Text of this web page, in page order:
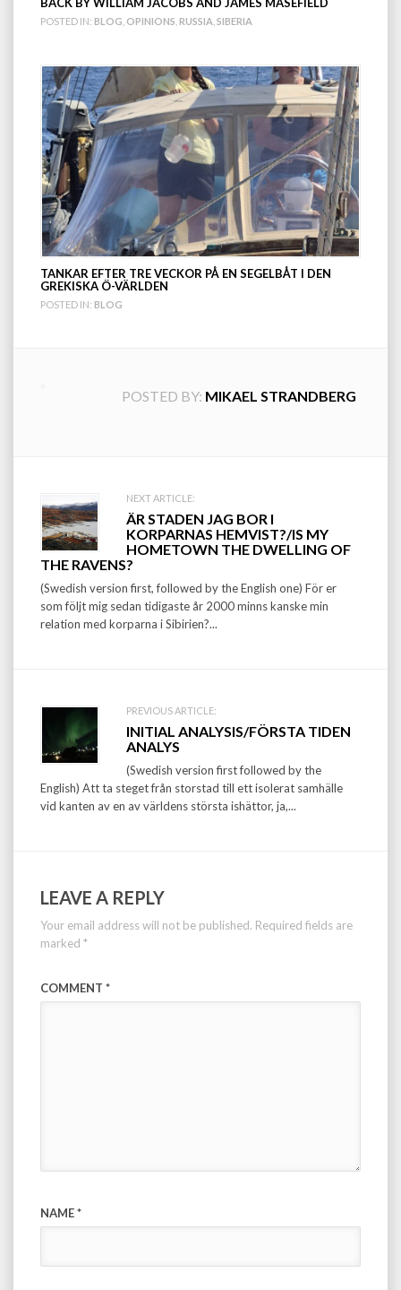
POSTED IN: BLOG OPINIONS RUSSIA SIBERIA
TANKAR EFTER TRE VECKOR PÅ EN SEGELBÅT I DEN
GREKISKA Ö-VÄRLDEN
POSTED IN: BLOG
POSTED BY: MIKAEL STRANDBERG
Post
navigation
NEXT ARTICLE:
ÄR STADEN JAG BOR I
KORPARNAS HEMVIST?/IS MY
HOMETOWN THE DWELLING OF
THE RAVENS?
(Swedish version first, followed by the English one) För er
som följt mig sedan tidigaste år 2000 minns kanske min
relation med korparna i Sibirien?...
PREVIOUS ARTICLE:
INITIAL ANALYSIS/FÖRSTA TIDEN
ANALYS
(Swedish version first followed by the
English) Att ta steget från storstad till ett isolerat samhälle
vid kanten av en av världens största ishättor, ja,...
LEAVE A REPLY
Your email address will not be published. Required fields are
marked *
COMMENT *
NAME*